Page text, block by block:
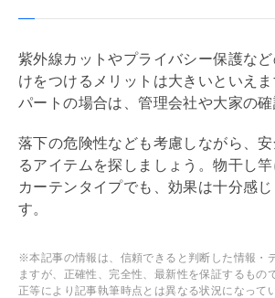
紫外線カットやプライバシー保護な
けをつけるメリットは大きいといえ
パートの場合は、管理会社や大家の確
落下の危険性なども考慮しながら、安
るアイテムを探しましょう。物干し
カーテンタイプでも、効果は十分感
す。
※本記事の情報は、信頼できると判断した情報・
ますが、正確性、完全性、最新性を保証するもの
正等により記事執筆時点とは異なる状況になって